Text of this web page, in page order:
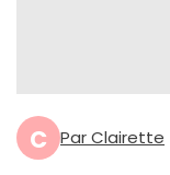
C Par Clairette